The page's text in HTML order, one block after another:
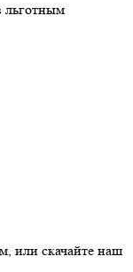
льготным
или скачайте наш